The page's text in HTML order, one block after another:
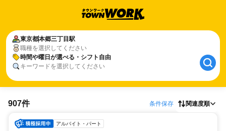
東京都本郷三丁目駅
職種を選択してください
時間や曜日が選べる・シフト自由
キーワードを選択してください
907件 条件保存 関連度順
アルバイト・パート